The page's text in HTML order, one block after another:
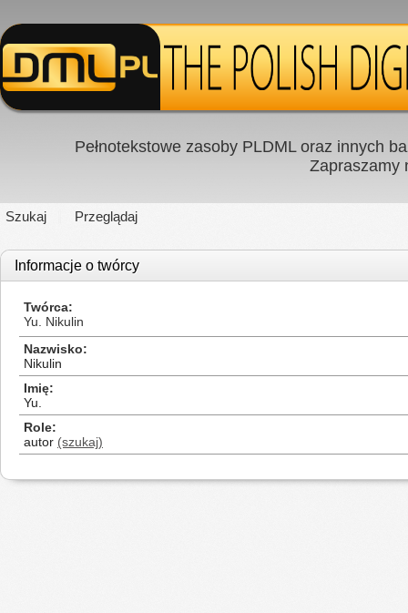
Pełnotekstowe zasoby PLDML oraz innych
Zapraszamy
Szukaj Przeglądaj
Informacje o twórcy
Twórca
Yu. Nikulin
Nazwisko
Nikulin
Imię
Yu.
Role
autor (szukaj)